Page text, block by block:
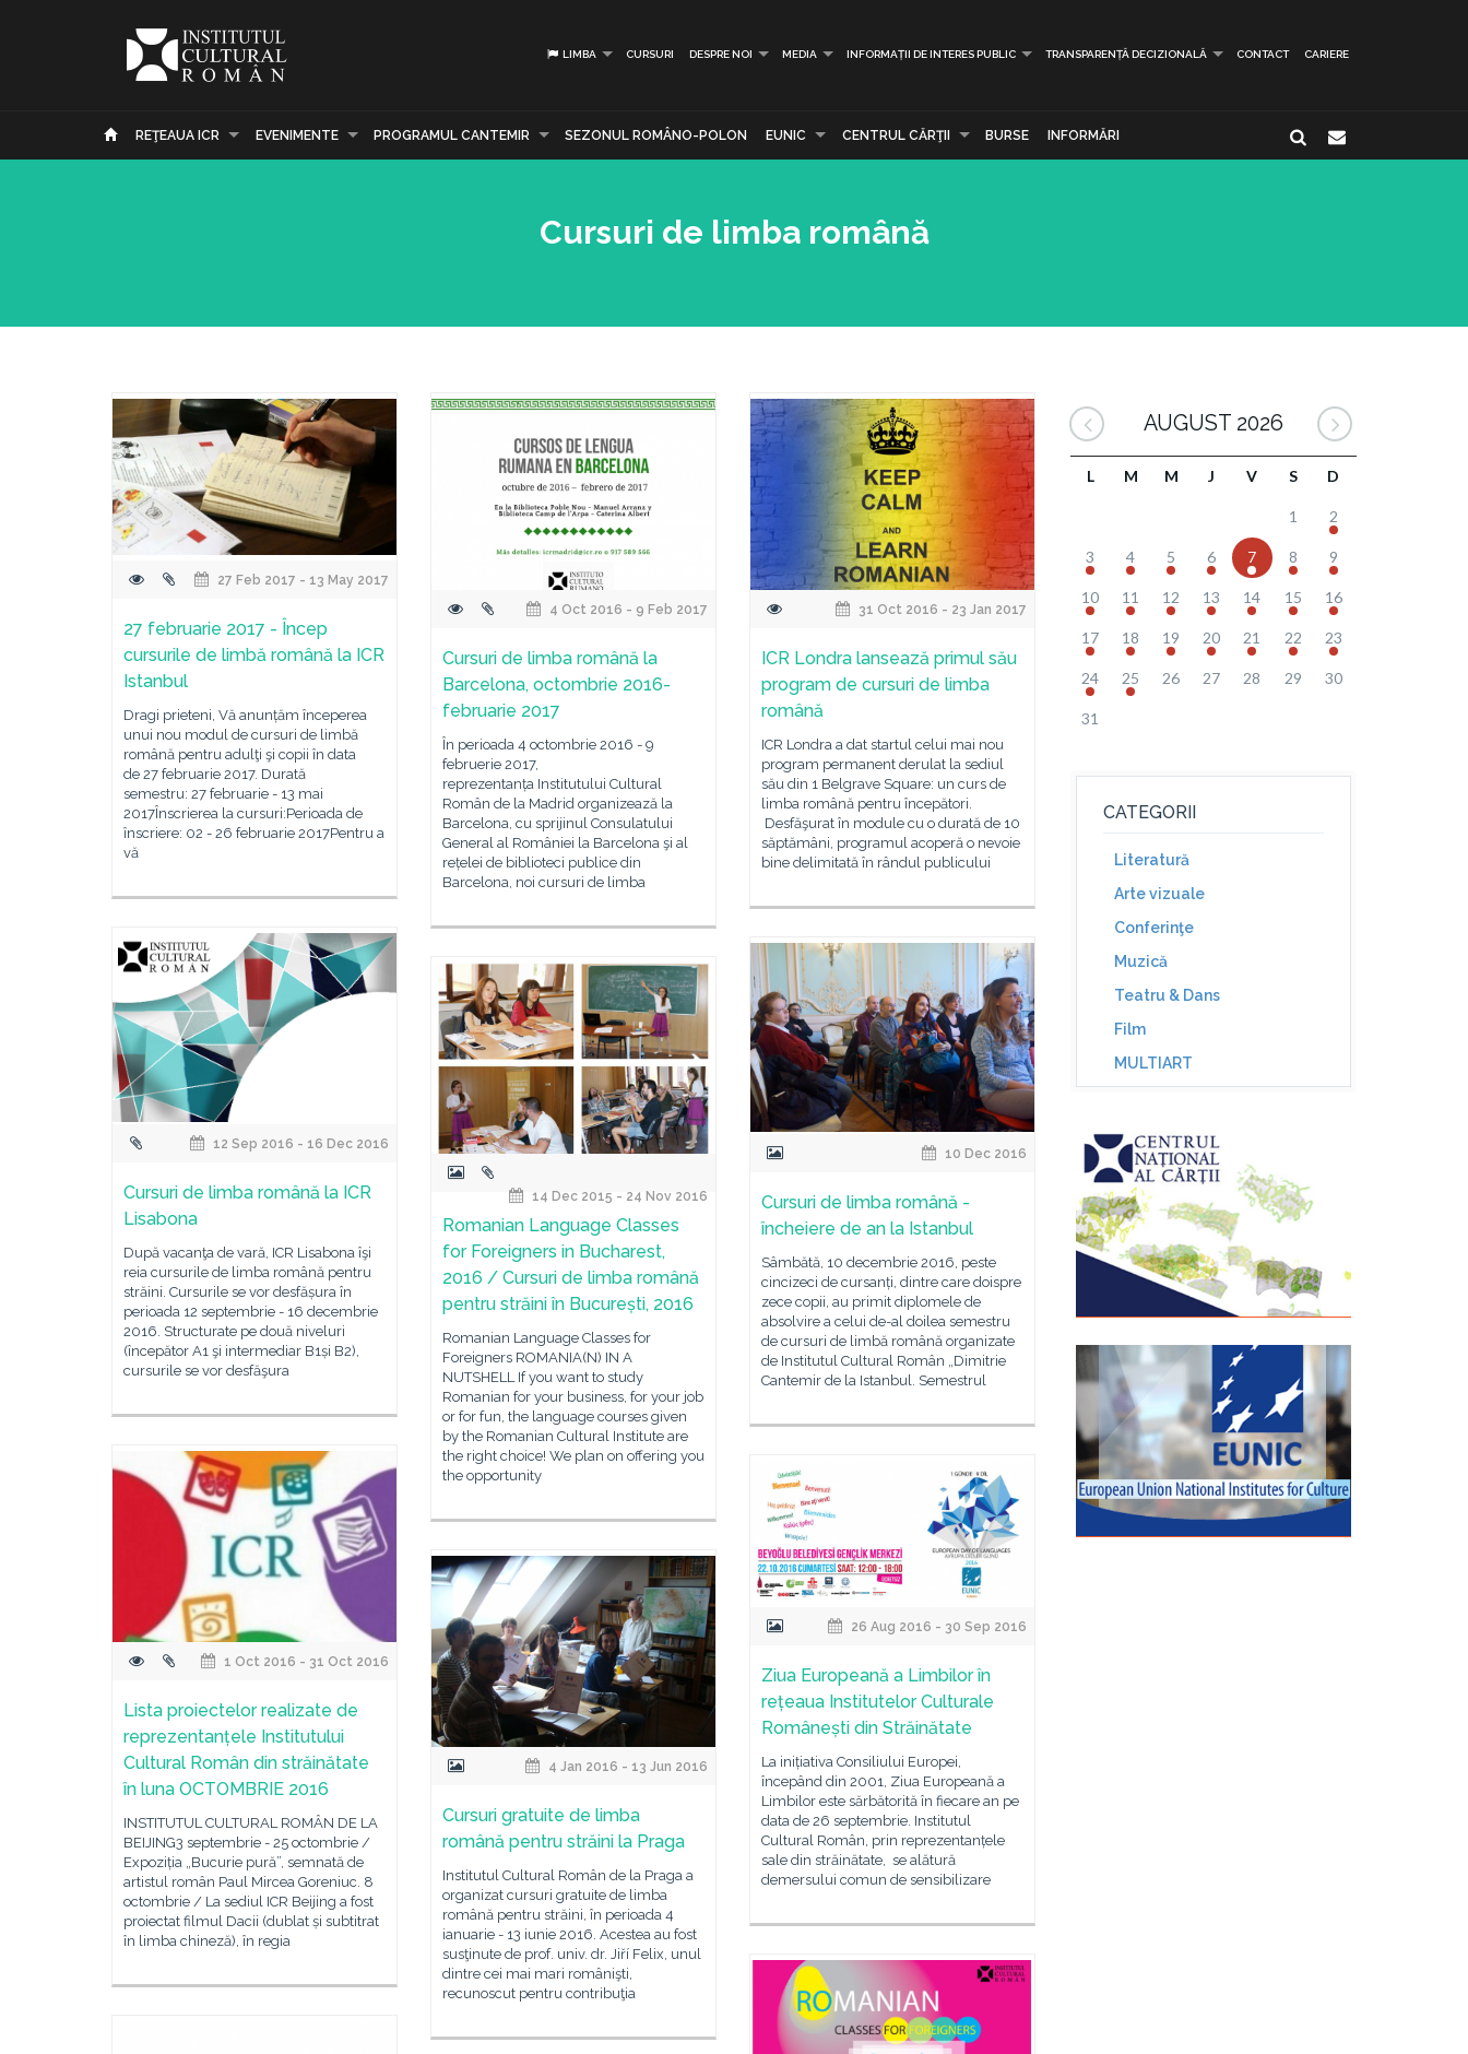
LIMBA CURSURI DESPRE NOI MEDIA INFORMAȚII DE INTERES PUBLIC TRANSPARENȚĂ DECIZIONALĂ CONTACT CARIERE
REŢEAUA ICR EVENIMENTE PROGRAMUL CANTEMIR SEZONUL ROMÂNO-POLON EUNIC CENTRUL CĂRŢII BURSE INFORMĂRI
Cursuri de limba română
27 Feb 2017 - 13 May 2017
27 februarie 2017 - Încep
cursurile de limbă română la ICR
Istanbul
Dragi prieteni, Vă anunțăm începerea
unui nou modul de cursuri de limbă
română pentru adulţi şi copii în data
de 27 februarie 2017. Durată
semestru: 27 februarie - 13 mai
2017Înscrierea la cursuri:Perioada de
înscriere: 02 - 26 februarie 2017Pentru a
vă
4 Oct 2016 - 9 Feb 2017
Cursuri de limba română la
Barcelona, octombrie 2016-
februarie 2017
În perioada 4 octombrie 2016 - 9
februerie 2017,
reprezentanța Institutului Cultural
Român de la Madrid organizează la
Barcelona, cu sprijinul Consulatului
General al României la Barcelona şi al
rețelei de biblioteci publice din
Barcelona, noi cursuri de limba
31 Oct 2016 - 23 Jan 2017
ICR Londra lansează primul său
program de cursuri de limba
română
ICR Londra a dat startul celui mai nou
program permanent derulat la sediul
său din 1 Belgrave Square: un curs de
limba română pentru începători.
Desfăşurat în module cu o durată de 10
săptămâni, programul acoperă o nevoie
bine delimitată în rândul publicului
12 Sep 2016 - 16 Dec 2016
Cursuri de limba română la ICR
Lisabona
După vacanţa de vară, ICR Lisabona îşi
reia cursurile de limba română pentru
străini. Cursurile se vor desfășura în
perioada 12 septembrie - 16 decembrie
2016. Structurate pe două niveluri
(începător A1 şi intermediar B1și B2),
cursurile se vor desfăşura
10 Dec 2016
Cursuri de limba română -
încheiere de an la Istanbul
Sâmbătă, 10 decembrie 2016, peste
cincizeci de cursanți, dintre care doispre
zece copii, au primit diplomele de
absolvire a celui de-al doilea semestru
de cursuri de limbă română organizate
de Institutul Cultural Român „Dimitrie
Cantemir de la Istanbul. Semestrul
14 Dec 2015 - 24 Nov 2016
Romanian Language Classes
for Foreigners in Bucharest,
2016 / Cursuri de limba română
pentru străini în București, 2016
Romanian Language Classes for
Foreigners ROMANIA(N) IN A
NUTSHELL If you want to study
Romanian for your business, for your job
or for fun, the language courses given
by the Romanian Cultural Institute are
the right choice! We plan on offering you
the opportunity
1 Oct 2016 - 31 Oct 2016
Lista proiectelor realizate de
reprezentanțele Institutului
Cultural Român din străinătate
în luna OCTOMBRIE 2016
INSTITUTUL CULTURAL ROMÂN DE LA
BEIJING3 septembrie - 25 octombrie /
Expoziția „Bucurie pură”, semnată de
artistul român Paul Mircea Goreniuc. 8
octombrie / La sediul ICR Beijing a fost
proiectat filmul Dacii (dublat și subtitrat
în limba chineză), în regia
26 Aug 2016 - 30 Sep 2016
Ziua Europeană a Limbilor în
rețeaua Institutelor Culturale
Românești din Străinătate
La inițiativa Consiliului Europei,
începând din 2001, Ziua Europeană a
Limbilor este sărbătorită în fiecare an pe
data de 26 septembrie. Institutul
Cultural Român, prin reprezentanțele
sale din străinătate, se alătură
demersului comun de sensibilizare
4 Jan 2016 - 13 Jun 2016
Cursuri gratuite de limba
română pentru străini la Praga
Institutul Cultural Român de la Praga a
organizat cursuri gratuite de limba
română pentru străini, în perioada 4
ianuarie - 13 iunie 2016. Acestea au fost
susţinute de prof. univ. dr. Jiří Felix, unul
dintre cei mai mari românişti,
recunoscut pentru contribuţia
AUGUST 2026
L M M J V S D
1 2
3 4 5 6 7 8 9
10 11 12 13 14 15 16
17 18 19 20 21 22 23
24 25 26 27 28 29 30
31
CATEGORII
Literatură
Arte vizuale
Conferinţe
Muzică
Teatru & Dans
Film
MULTIART